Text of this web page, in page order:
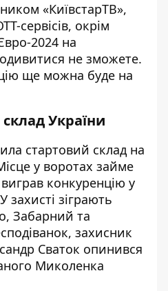
«КиївстарТВ»,
сервісів, окрім
2024 на
не зможете.
ще можна буде на
України
стартовий склад на
у воротах займе
конкуренцію у
захисті зіграють
Забарний та
захисник
Сваток опинився
Миколенка